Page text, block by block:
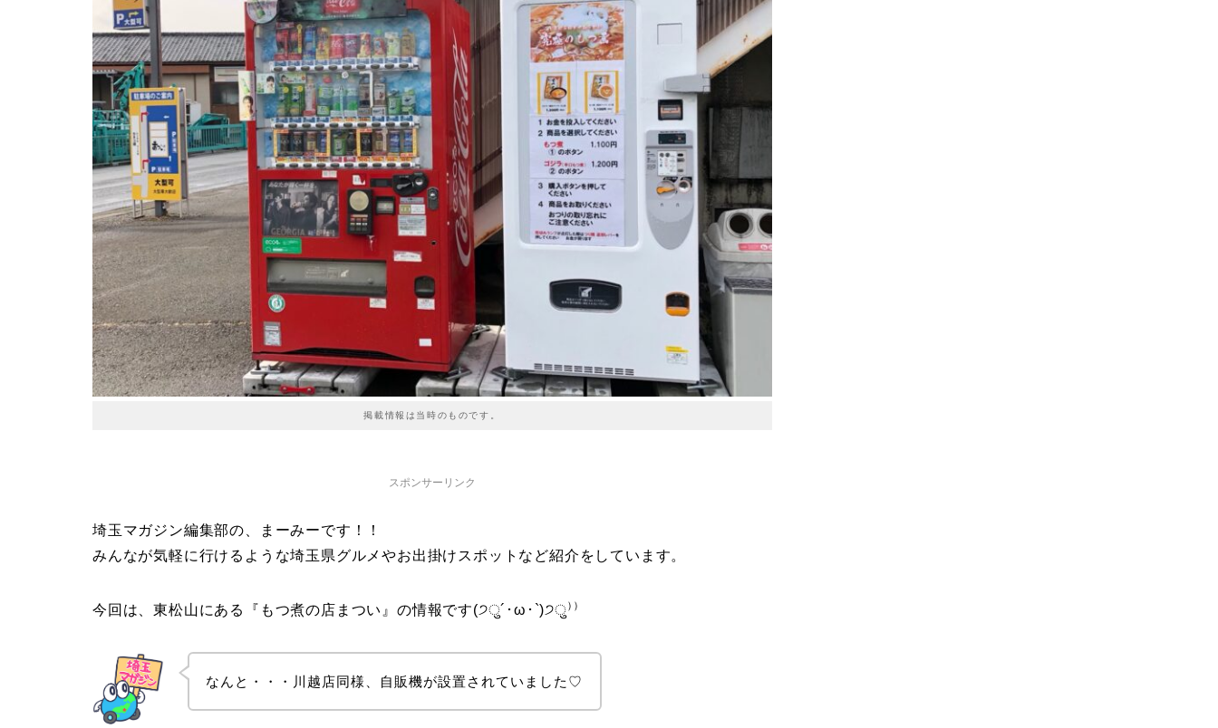
掲載情報は当時のものです。
スポンサーリンク
埼玉マガジン編集部の、まーみーです！！
みんなが気軽に行けるような埼玉県グルメやお出掛けスポットなど紹介をしています。
今回は、東松山にある『もつ煮の店まつい』の情報です(੭ु´･ω･`)੭ु⁾⁾
なんと・・・川越店同様、自販機が設置されていました♡